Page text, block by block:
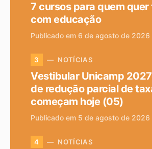
7 cursos para quem
com educação
Publicado em 6 de agosto de 2026
3 NOTÍCIAS
Vestibular Unicamp
de redução parcial de
começam hoje (05)
Publicado em 5 de agosto de 2026
4 NOTÍCIAS